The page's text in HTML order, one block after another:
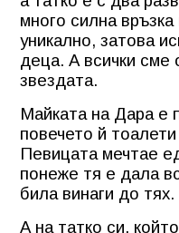
много силна
уникално, затова
деца. А всички сме
звездата.
Майката на Дара е
повечето й
Певицата мечтае
понеже тя е дала
била винаги до тях.
А на татко си,